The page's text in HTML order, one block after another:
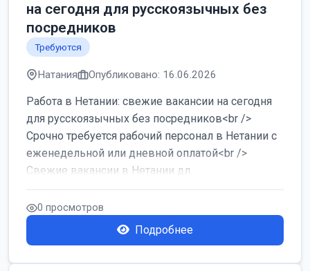
на сегодня для русскоязычных без
посредников
Требуются
Натания Опубликовано: 16.06.2026
Работа в Нетании: свежие вакансии на сегодня
для русскоязычных без посредников<br />
Срочно требуется рабочий персонал в Нетании с
еженедельной или дневной оплатой<br />
Свежие вакансии в Нетании дл...
0 просмотров
Подробнее